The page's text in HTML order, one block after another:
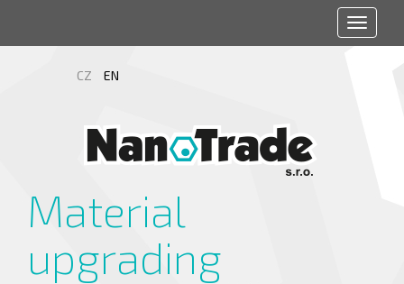
CZ EN
Material
upgrading
Toggle